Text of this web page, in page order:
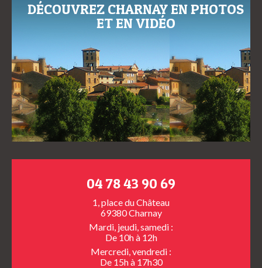
DÉCOUVREZ CHARNAY EN PHOTOS
ET EN VIDÉO
04 78 43 90 69
1, place du Château
69380 Charnay
Mardi, jeudi, samedi :
De 10h à 12h
Mercredi, vendredi :
De 15h à 17h30